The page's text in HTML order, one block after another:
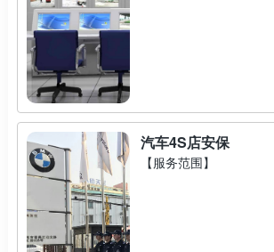
汽车4S店安保
【服务范围】